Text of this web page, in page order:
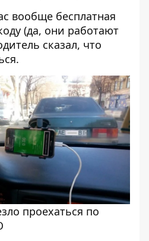
вообще бесплатная
(да, они работают
сказал, что
проехаться по